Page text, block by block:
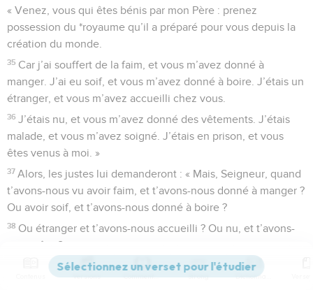
« Venez, vous qui êtes bénis par mon Père : prenez
possession du *royaume qu’il a préparé pour vous depuis la
création du monde.
35 Car j’ai souffert de la faim, et vous m’avez donné à
manger. J’ai eu soif, et vous m’avez donné à boire. J’étais un
étranger, et vous m’avez accueilli chez vous.
36 J’étais nu, et vous m’avez donné des vêtements. J’étais
malade, et vous m’avez soigné. J’étais en prison, et vous
êtes venus à moi. »
37 Alors, les justes lui demanderont : « Mais, Seigneur, quand
t’avons-nous vu avoir faim, et t’avons-nous donné à manger ?
Ou avoir soif, et t’avons-nous donné à boire ?
38 Ou étranger et t’avons-nous accueilli ? Ou nu, et t’avons-
nous vêtu ?
Ou malade ou prisonnier, et sommes-nous venus te rendre
Versions Commentaires Strong